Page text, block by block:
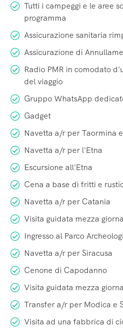
Tutti i campeggi e le aree
programma
Assicurazione sanitaria
Assicurazione di
Radio PMR in comodato
del viaggio
Gruppo WhatsApp
Gadget
Navetta a/r per Taormina
Navetta a/r per l'Etna
Escursione all'Etna
Cena a base di fritti e
Navetta a/r per Catania
Visita guidata mezza
Ingresso al Parco
Navetta a/r per Siracusa
Cenone di Capodanno
Visita guidata mezza
Transfer a/r per Modica e
Visita ad una fabbrica di